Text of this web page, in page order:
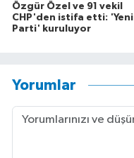
Özgür Özel ve 91 vekil
CHP'den istifa etti: 'Yeni
Parti' kuruluyor
Yorumlar